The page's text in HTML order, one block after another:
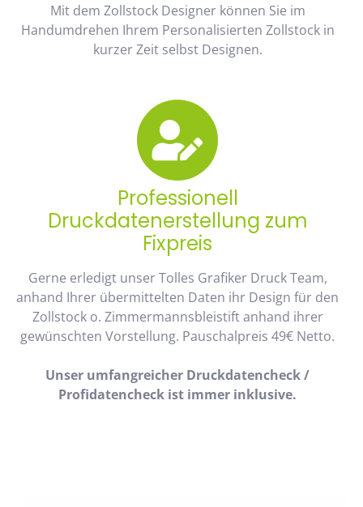
Mit dem Zollstock Designer können Sie im
Handumdrehen Ihrem Personalisierten Zollstock in
kurzer Zeit selbst Designen.
Professionell
Druckdatenerstellung zum
Fixpreis
Gerne erledigt unser Tolles Grafiker Druck Team,
anhand Ihrer übermittelten Daten ihr Design für den
Zollstock o. Zimmermannsbleistift anhand ihrer
gewünschten Vorstellung. Pauschalpreis 49€ Netto.
Unser umfangreicher Druckdatencheck /
Profidatencheck ist immer inklusive.